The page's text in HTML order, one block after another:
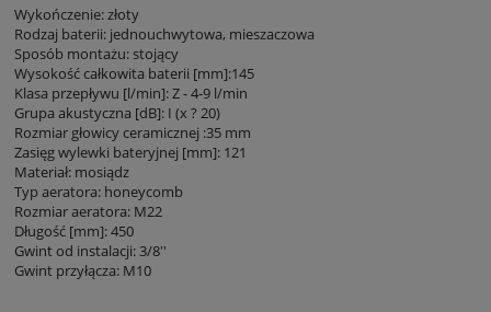
Wykończenie: złoty
Rodzaj baterii: jednouchwytowa, mieszaczowa
Sposób montażu: stojący
Wysokość całkowita baterii [mm]:145
Klasa przepływu [l/min]: Z - 4-9 l/min
Grupa akustyczna [dB]: I (x ? 20)
Rozmiar głowicy ceramicznej :35 mm
Zasięg wylewki bateryjnej [mm]: 121
Materiał: mosiądz
Typ aeratora: honeycomb
Rozmiar aeratora: M22
Długość [mm]: 450
Gwint od instalacji: 3/8''
Gwint przyłącza: M10